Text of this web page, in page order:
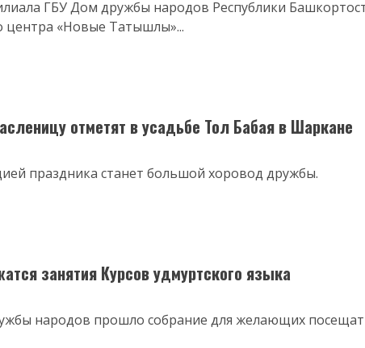
ГБУ Дом дружбы народов Республики
центра «Новые Татышлы»...
отметят в усадьбе Тол Бабая в Шаркане
праздника станет большой хоровод дружбы.
занятия Курсов удмуртского языка
народов прошло собрание для желающих